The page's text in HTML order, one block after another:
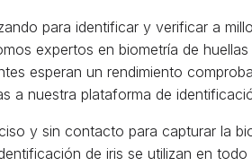
para identificar y verificar a
expertos en biometría de
esperan un rendimiento
a nuestra plataforma de
y sin contacto para capturar la
de iris se utilizan en